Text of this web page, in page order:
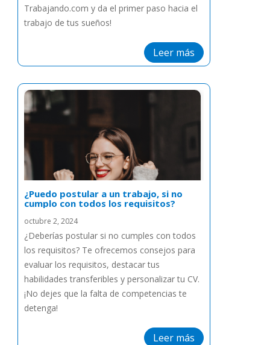
Trabajando.com y da el primer paso hacia el
trabajo de tus sueños!
Leer más
¿Puedo postular a un trabajo, si no
cumplo con todos los requisitos?
octubre 2, 2024
¿Deberías postular si no cumples con todos
los requisitos? Te ofrecemos consejos para
evaluar los requisitos, destacar tus
habilidades transferibles y personalizar tu CV.
¡No dejes que la falta de competencias te
detenga!
Leer más